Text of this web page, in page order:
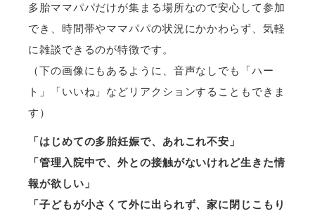
多胎ママパパだけが集まる場所なので安心して参加
でき、時間帯やママパパの状況にかかわらず、気軽
に雑談できるのが特徴です。
（下の画像にもあるように、音声なしでも「ハー
ト」「いいね」などリアクションすることもできま
す）
「はじめての多胎妊娠で、あれこれ不安」
「管理入院中で、外との接触がないけれど生きた情
報が欲しい」
「子どもが小さくて外に出られず、家に閉じこもり